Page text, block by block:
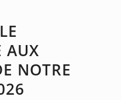
AUX
NOTRE